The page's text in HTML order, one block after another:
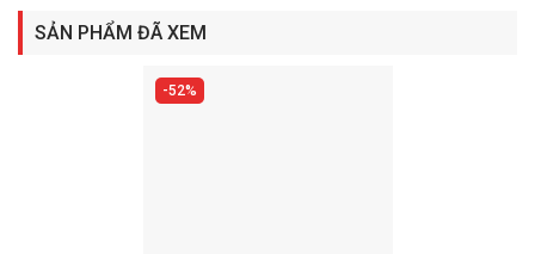
SẢN PHẨM ĐÃ XEM
52%